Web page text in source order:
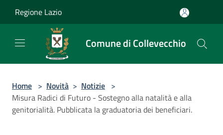
Regione Lazio
Comune di Collevecchio
Home > Novità > Notizie >
Misura Radici di Futuro - Sostegno alla natalità e alla
genitorialità. Pubblicata la graduatoria dei beneficiari.